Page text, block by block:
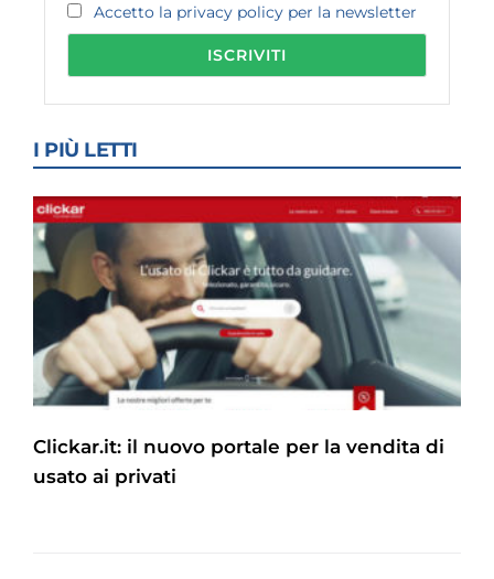
Accetto la privacy policy per la newsletter
I PIÙ LETTI
Clickar.it: il nuovo portale per la vendita di
usato ai privati